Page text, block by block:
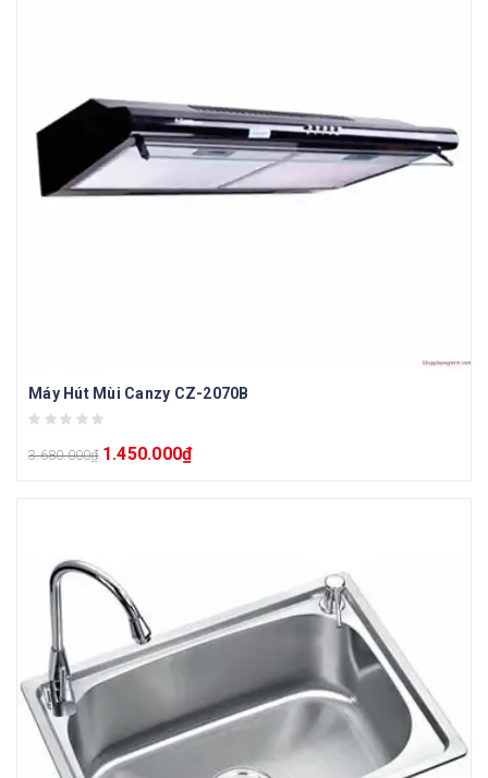
Máy Hút Mùi Canzy CZ-2070B
3.680.000₫ 1.450.000₫